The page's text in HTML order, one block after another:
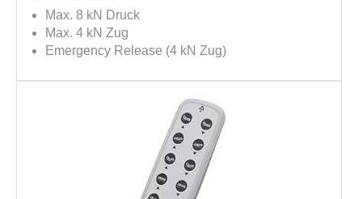
Max. 8 kN Druck
Max. 4 kN Zug
Emergency Release (4 kN Zug)